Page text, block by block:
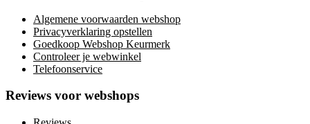
Algemene voorwaarden webshop
Privacyverklaring opstellen
Goedkoop Webshop Keurmerk
Controleer je webwinkel
Telefoonservice
Reviews voor webshops